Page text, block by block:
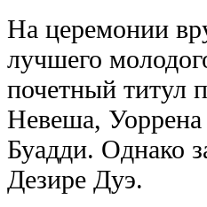
На церемонии
лучшего
почетный титул
Невеша,
Буадди. Однако
Дезире Дуэ.